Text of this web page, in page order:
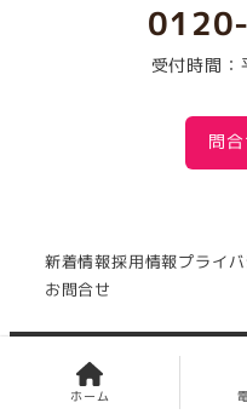
受付時間
問
新着情報採用情報プライ
お問合せ
Copyright(c) 1981
ホーム